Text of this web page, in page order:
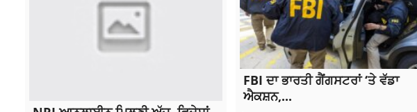
FBI ਦਾ ਭਾਰਤੀ ਗੈਂਗਸਟਰਾਂ ‘ਤੇ ਵੱਡਾ
ਐਕਸ਼ਨ,...